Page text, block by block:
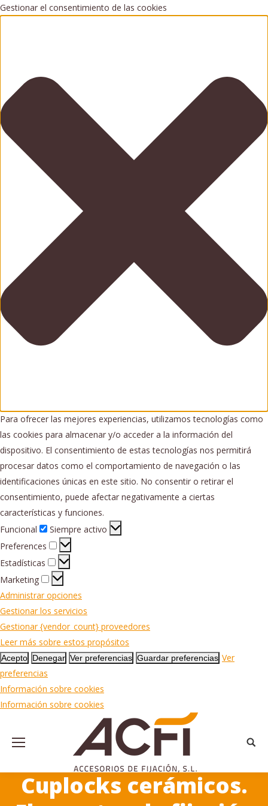
Gestionar el consentimiento de las cookies
Para ofrecer las mejores experiencias, utilizamos tecnologías como
las cookies para almacenar y/o acceder a la información del
dispositivo. El consentimiento de estas tecnologías nos permitirá
procesar datos como el comportamiento de navegación o las
identificaciones únicas en este sitio. No consentir o retirar el
consentimiento, puede afectar negativamente a ciertas
características y funciones.
Funcional
Funcional
Siempre activo
Preferences
Preferences
Estadísticas
Estadísticas
Marketing
Marketing
Administrar opciones
Gestionar los servicios
Gestionar {vendor_count} proveedores
Leer más sobre estos propósitos
Acepto Denegar Ver preferencias Guardar preferencias Ver
preferencias
Información sobre cookies
Información sobre cookies
Cuplocks cerámicos.